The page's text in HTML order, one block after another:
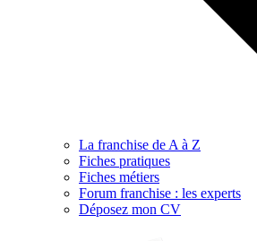
La franchise de A à Z
Fiches pratiques
Fiches métiers
Forum franchise : les experts
Déposez mon CV